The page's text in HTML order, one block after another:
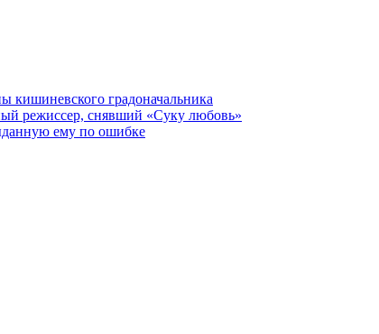
кишиневского градоначальника
режиссер, снявший «Суку любовь»
ему по ошибке